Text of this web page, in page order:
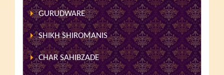
GURUDWARE
SHIKH SHIROMANIS
CHAR SAHIBZADE